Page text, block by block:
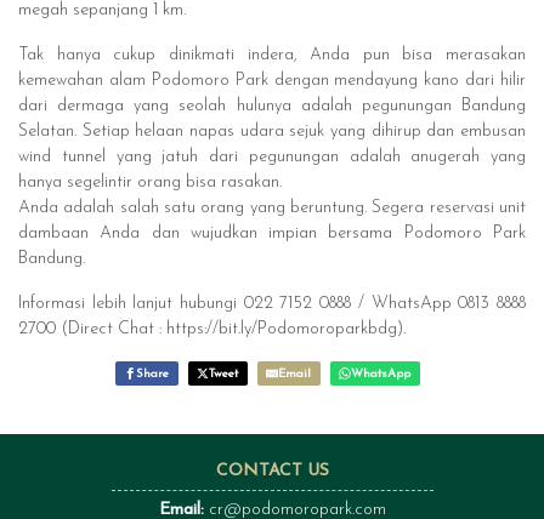
megah sepanjang 1 km.
Tak hanya cukup dinikmati indera, Anda pun bisa merasakan
kemewahan alam Podomoro Park dengan mendayung kano dari hilir
dari dermaga yang seolah hulunya adalah pegunungan Bandung
Selatan. Setiap helaan napas udara sejuk yang dihirup dan embusan
wind tunnel yang jatuh dari pegunungan adalah anugerah yang
hanya segelintir orang bisa rasakan.
Anda adalah salah satu orang yang beruntung. Segera reservasi unit
dambaan Anda dan wujudkan impian bersama Podomoro Park
Bandung.
Informasi lebih lanjut hubungi 022 7152 0888 / WhatsApp 0813 8888
2700 (Direct Chat : https://bit.ly/Podomoroparkbdg).
Share Tweet Email WhatsApp
CONTACT US
Email: cr@podomoropark.com